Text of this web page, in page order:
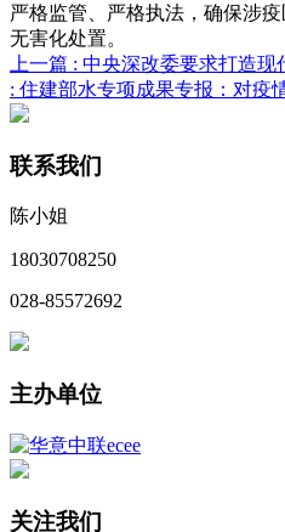
严格监管、严格执法，确保涉
无害化处置。
上一篇 : 中央深改委要求打造现
: 住建部水专项成果专报：对疫
联系我们
陈小姐
18030708250
028-85572692
主办单位
关注我们